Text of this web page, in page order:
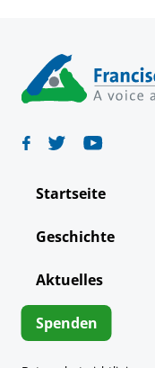
Startseite
Geschichte
Aktuelles
Spenden